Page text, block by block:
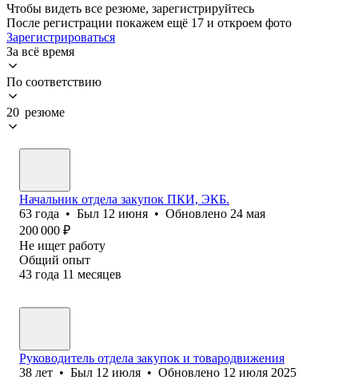
Чтобы видеть все резюме, зарегистрируйтесь
После регистрации покажем ещё 17 и откроем фото
Зарегистрироваться
За всё время
По соответствию
20 резюме
Начальник отдела закупок ПКИ, ЭКБ.
63 года • Был 12 июня • Обновлено 24 мая
200 000 ₽
Не ищет работу
Общий опыт
43 года 11 месяцев
Руководитель отдела закупок и товародвижения
38 лет • Был 12 июля • Обновлено 12 июля 2025